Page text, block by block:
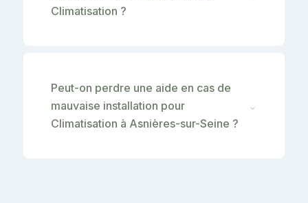
Climatisation ?
Peut-on perdre une aide en cas de
mauvaise installation pour
Climatisation à Asnières-sur-Seine ?
⌄